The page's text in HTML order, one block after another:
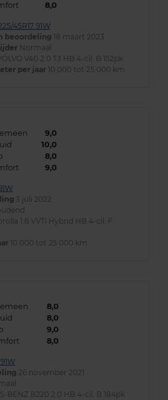
8,0
45R17 91W
beoordeling 18 maart 2023
Normaal
V40 2.0 T3 HB 4-cil. B 152pk
per jaar 10.000 tot 25.000 km
9,0
10,0
8,0
9,0
3 juli 2022
1.8 VVTi Hybrid HB 4-cil. F
10.000 tot 25.000 km
8,0
8,0
9,0
8,0
26 november 2021
BENZ B220 2.0 HB 4-cil. B 184pk